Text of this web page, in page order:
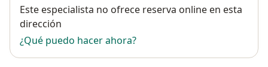
Disponibilidad
Este especialista no ofrece reserva online en esta
dirección
¿Qué puedo hacer ahora?